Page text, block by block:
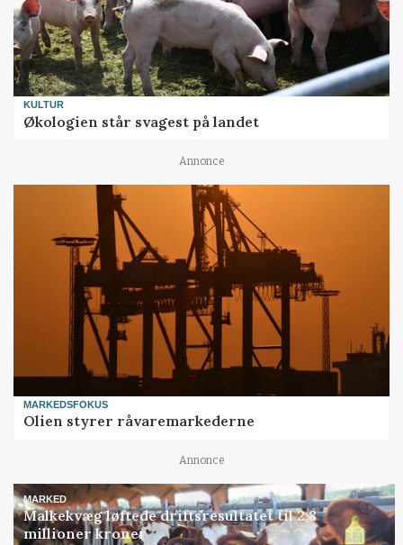
KULTUR
Økologien står svagest på landet
Annonce
MARKEDSFOKUS
Olien styrer råvaremarkederne
Annonce
MARKED
Malkekvæg løftede driftsresultatet til 2,8
millioner kroner